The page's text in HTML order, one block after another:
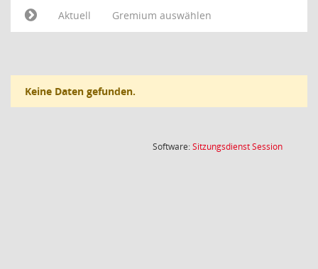
Aktuell
Gremium auswählen
Keine Daten gefunden.
Software:SitzungsdienstSession(Wird in